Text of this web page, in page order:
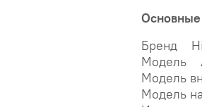
Основные
Бренд
Модель
Модель
Модель